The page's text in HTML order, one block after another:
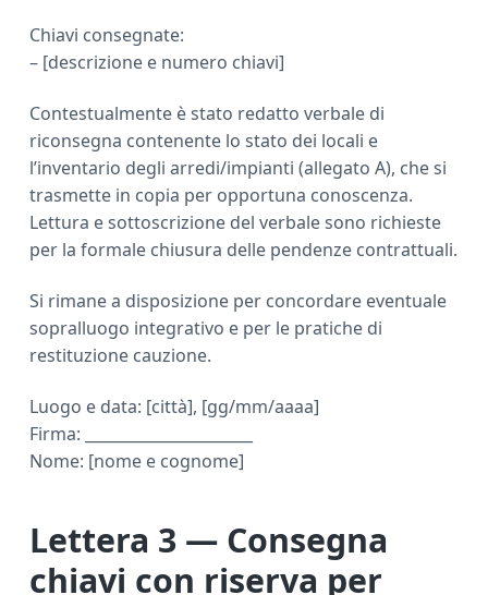
Chiavi consegnate:
– [descrizione e numero chiavi]
Contestualmente è stato redatto verbale di
riconsegna contenente lo stato dei locali e
l’inventario degli arredi/impianti (allegato A), che si
trasmette in copia per opportuna conoscenza.
Lettura e sottoscrizione del verbale sono richieste
per la formale chiusura delle pendenze contrattuali.
Si rimane a disposizione per concordare eventuale
sopralluogo integrativo e per le pratiche di
restituzione cauzione.
Luogo e data: [città], [gg/mm/aaaa]
Firma: ______________________
Nome: [nome e cognome]
Lettera 3 — Consegna
chiavi con riserva per